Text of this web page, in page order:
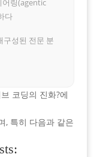
어링(agentic
다
구성된 전문 분
코딩의 진화?에
, 특히 다음과 같은